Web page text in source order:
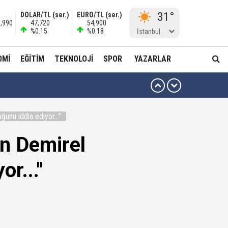
DOLAR/TL (ser.)
47,720
%0.15
EURO/TL (ser.)
54,900
%0.18
31°
İstanbul
EĞITIM TEKNOLOJI SPOR YAZARLAR
oradan alırım…'
düzenli para göndermiş!
edilmeye razıyım'
iddia ediyor..."
Demirel